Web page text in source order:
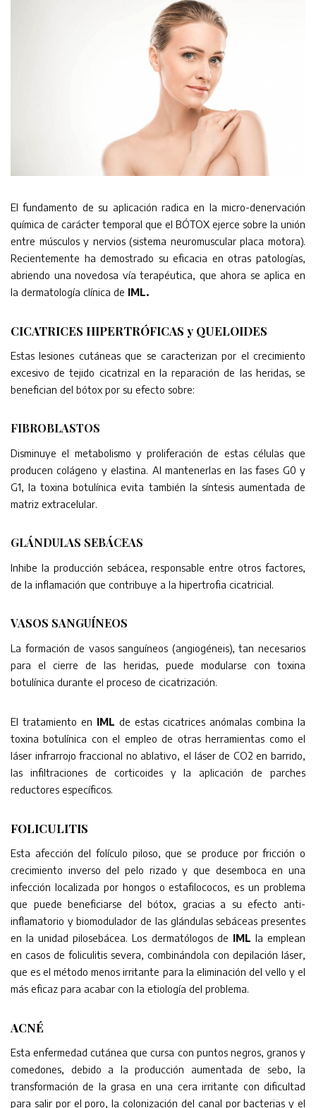
El fundamento de su aplicación radica en la micro-denervación
química de carácter temporal que el BÓTOX ejerce sobre la unión
entre músculos y nervios (sistema neuromuscular placa motora).
Recientemente ha demostrado su eficacia en otras patologías,
abriendo una novedosa vía terapéutica, que ahora se aplica en
la dermatología clínica de IML.
CICATRICES HIPERTRÓFICAS y QUELOIDES
Estas lesiones cutáneas que se caracterizan por el crecimiento
excesivo de tejido cicatrizal en la reparación de las heridas, se
benefician del bótox por su efecto sobre:
FIBROBLASTOS
Disminuye el metabolismo y proliferación de estas células que
producen colágeno y elastina. Al mantenerlas en las fases G0 y
G1, la toxina botulínica evita también la síntesis aumentada de
matriz extracelular.
GLÁNDULAS SEBÁCEAS
Inhibe la producción sebácea, responsable entre otros factores,
de la inflamación que contribuye a la hipertrofia cicatricial.
VASOS SANGUÍNEOS
La formación de vasos sanguíneos (angiogéneis), tan necesarios
para el cierre de las heridas, puede modularse con toxina
botulínica durante el proceso de cicatrización.
El tratamiento en IML de estas cicatrices anómalas combina la
toxina botulínica con el empleo de otras herramientas como el
láser infrarrojo fraccional no ablativo, el láser de CO2 en barrido,
las infiltraciones de corticoides y la aplicación de parches
reductores específicos.
FOLICULITIS
Esta afección del folículo piloso, que se produce por fricción o
crecimiento inverso del pelo rizado y que desemboca en una
infección localizada por hongos o estafilococos, es un problema
que puede beneficiarse del bótox, gracias a su efecto anti-
inflamatorio y biomodulador de las glándulas sebáceas presentes
en la unidad pilosebácea. Los dermatólogos de IML la emplean
en casos de foliculitis severa, combinándola con depilación láser,
que es el método menos irritante para la eliminación del vello y el
más eficaz para acabar con la etiología del problema.
ACNÉ
Esta enfermedad cutánea que cursa con puntos negros, granos y
comedones, debido a la producción aumentada de sebo, la
transformación de la grasa en una cera irritante con dificultad
para salir por el poro, la colonización del canal por bacterias y el